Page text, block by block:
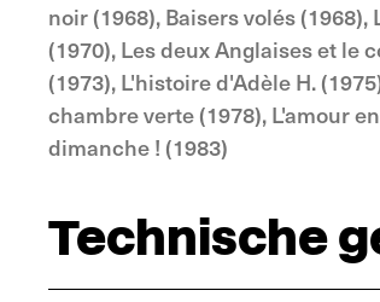
noir (1968), Baisers volés
(1970), Les deux Anglaises et le
(1973), L'histoire d'Adèle H.
chambre verte (1978), L'amour
dimanche ! (1983)
Technische